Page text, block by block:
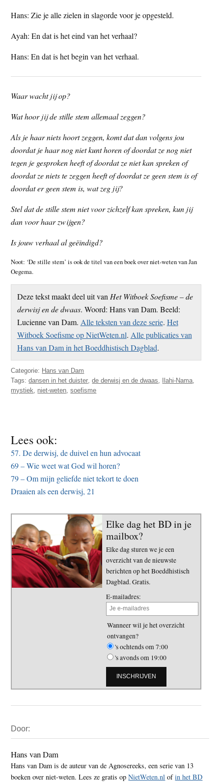
Hans: Zie je alle zielen in slagorde voor je opgesteld.
Ayah: En dat is het eind van het verhaal?
Hans: En dat is het begin van het verhaal.
Waar wacht jij op?
Wat hoor jij de stille stem allemaal zeggen?
Als je haar niets hoort zeggen, komt dat dan volgens jou
doordat je haar nog niet kunt horen of doordat ze nog niet
tegen je gesproken heeft of doordat ze niet kan spreken of
doordat ze niets te zeggen heeft of doordat ze geen stem is of
doordat er geen stem is, wat zeg jij?
Stel dat de stille stem niet voor zichzelf kan spreken, kun jij
dan voor haar zwijgen?
Is jouw verhaal al geëindigd?
Noot: ‘De stille stem’ is ook de titel van een boek over niet-weten van Jan
Oegema.
Deze tekst maakt deel uit vanHet Witboek Soefisme – de
derwisj en de dwaas. Woord: Hans van Dam. Beeld:
Lucienne van Dam. Alle teksten van deze serie. Het
Witboek Soefisme op NietWeten.nl. Alle publicaties van
Hans van Dam in het Boeddhistisch Dagblad.
Categorie: Hans van Dam
Tags:dansen in het duister ,de derwisj en de dwaas Ilahi-Nama
mystiek
niet-weten ,soefisme
Lees ook:
57. De derwisj, de duivel en hun advocaat
69 – Wie weet wat God wil horen?
79 – Om mijn geliefde niet tekort te doen
Draaien als een derwisj, 21
Elke dag het BD in je
mailbox?
Elke dag sturen we je een
overzicht van de nieuwste
berichten op het Boeddhistisch
Dagblad. Gratis.
E-mailadres:
Wanneer wil je het overzicht
ontvangen?
's ochtends om 7:00
's avonds om 19:00
Sidebar
Door:
Hans van Dam
Hans van Dam is de auteur van de Agnosereeks, een serie van 13
boeken over niet-weten. Lees ze gratis opNietWeten.nl ofin het BD